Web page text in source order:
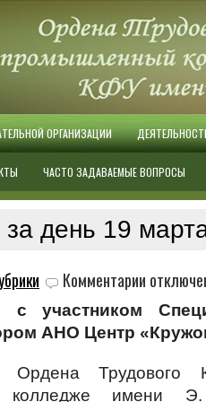
ОРГАНИЗАЦИИ
ЧАСТО ЗАДАВАЕМЫЕ ВОПРОСЫ
день 19
Комментарии записи
с участником
АНО Центр
Трудового
колледже имени